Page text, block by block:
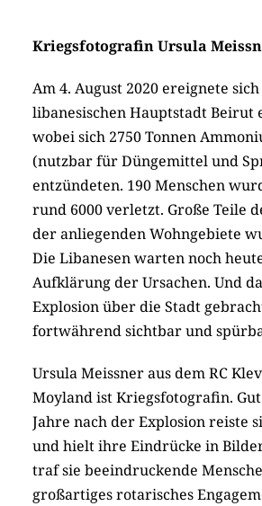
Kriegsfotografin Ursula
Am 4. August 2020 ereignete
libanesischen Hauptstadt Beirut
wobei sich 2750 Tonnen
(nutzbar für Düngemittel und
entzündeten. 190 Menschen
rund 6000 verletzt. Große Teile
der anliegenden Wohngebiete
Die Libanesen warten noch
Aufklärung der Ursachen. Und
Explosion über die Stadt
fortwährend sichtbar und
Ursula Meissner aus dem RC
Moyland ist Kriegsfotografin.
Jahre nach der Explosion reiste
und hielt ihre Eindrücke in
traf sie beeindruckende
großartiges rotarisches